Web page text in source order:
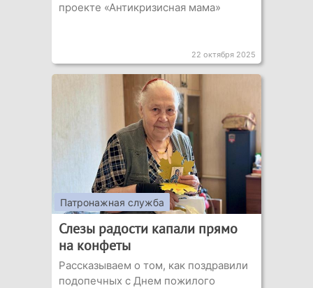
проекте «Антикризисная мама»
22 октября 2025
Патронажная служба
Слезы радости капали прямо
на конфеты
Рассказываем о том, как поздравили
подопечных с Днем пожилого